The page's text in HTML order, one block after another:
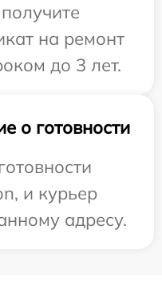
на ремонт
до 3 лет.
о готовности
и курьер
адресу.